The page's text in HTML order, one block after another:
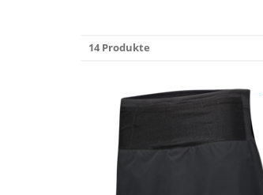
14 Produkte